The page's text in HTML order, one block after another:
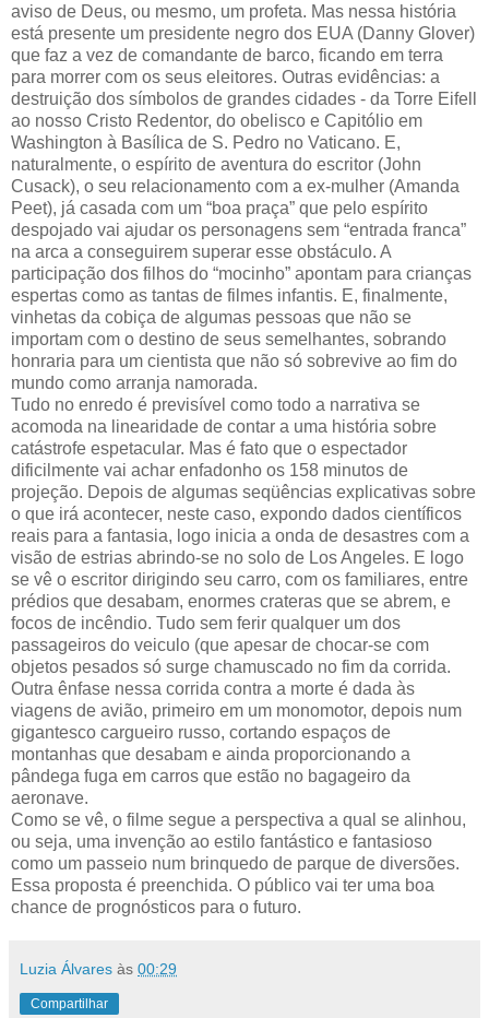
aviso de Deus, ou mesmo, um profeta. Mas nessa história
está presente um presidente negro dos EUA (Danny Glover)
que faz a vez de comandante de barco, ficando em terra
para morrer com os seus eleitores. Outras evidências: a
destruição dos símbolos de grandes cidades - da Torre Eifell
ao nosso Cristo Redentor, do obelisco e Capitólio em
Washington à Basílica de S. Pedro no Vaticano. E,
naturalmente, o espírito de aventura do escritor (John
Cusack), o seu relacionamento com a ex-mulher (Amanda
Peet), já casada com um “boa praça” que pelo espírito
despojado vai ajudar os personagens sem “entrada franca”
na arca a conseguirem superar esse obstáculo. A
participação dos filhos do “mocinho” apontam para crianças
espertas como as tantas de filmes infantis. E, finalmente,
vinhetas da cobiça de algumas pessoas que não se
importam com o destino de seus semelhantes, sobrando
honraria para um cientista que não só sobrevive ao fim do
mundo como arranja namorada.
Tudo no enredo é previsível como todo a narrativa se
acomoda na linearidade de contar a uma história sobre
catástrofe espetacular. Mas é fato que o espectador
dificilmente vai achar enfadonho os 158 minutos de
projeção. Depois de algumas seqüências explicativas sobre
o que irá acontecer, neste caso, expondo dados científicos
reais para a fantasia, logo inicia a onda de desastres com a
visão de estrias abrindo-se no solo de Los Angeles. E logo
se vê o escritor dirigindo seu carro, com os familiares, entre
prédios que desabam, enormes crateras que se abrem, e
focos de incêndio. Tudo sem ferir qualquer um dos
passageiros do veiculo (que apesar de chocar-se com
objetos pesados só surge chamuscado no fim da corrida.
Outra ênfase nessa corrida contra a morte é dada às
viagens de avião, primeiro em um monomotor, depois num
gigantesco cargueiro russo, cortando espaços de
montanhas que desabam e ainda proporcionando a
pândega fuga em carros que estão no bagageiro da
aeronave.
Como se vê, o filme segue a perspectiva a qual se alinhou,
ou seja, uma invenção ao estilo fantástico e fantasioso
como um passeio num brinquedo de parque de diversões.
Essa proposta é preenchida. O público vai ter uma boa
chance de prognósticos para o futuro.
Luzia Álvares às 00:29
Compartilhar